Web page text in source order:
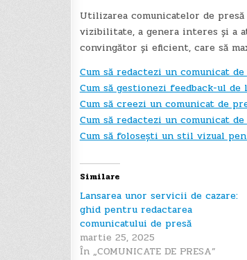
Utilizarea comunicatelor de
vizibilitate, a genera interes și a
convingător și eficient, care să
Cum să redactezi un comunicat
Cum să gestionezi feedback-ul
Cum să creezi un comunicat de
Cum să redactezi un comunicat
Cum să folosești un stil vizual
Similare
Lansarea unor servicii de cazare:
ghid pentru redactarea
comunicatului de presă
martie 25, 2025
În „COMUNICATE DE PRESA”